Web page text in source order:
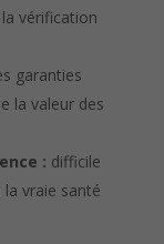
vérification
garanties
la valeur des
: difficile
vraie santé